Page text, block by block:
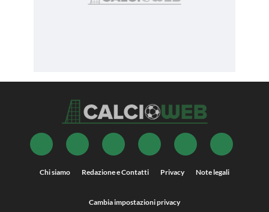
Chi siamo Redazione e Contatti Privacy Note legali
Cambia impostazioni privacy